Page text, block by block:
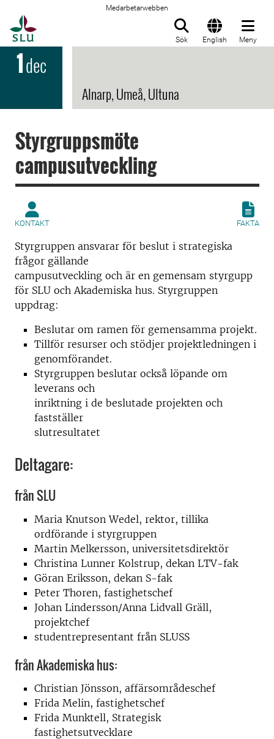
Medarbetarwebben
Sök English Meny
1dec
Alnarp, Umeå, Ultuna
Styrgruppsmöte
campusutveckling
KONTAKT FAKTA
Styrgruppen ansvarar för beslut i strategiska
frågor gällande
campusutveckling och är en gemensam styrgupp
för SLU och Akademiska hus. Styrgruppen
uppdrag:
Beslutar om ramen för gemensamma projekt.
Tillför resurser och stödjer projektledningen i
genomförandet.
Styrgruppen beslutar också löpande om
leverans och
inriktning i de beslutade projekten och
fastställer
slutresultatet
Deltagare:
från SLU
Maria Knutson Wedel, rektor, tillika
ordförande i styrgruppen
Martin Melkersson, universitetsdirektör
Christina Lunner Kolstrup, dekan LTV-fak
Göran Eriksson, dekan S-fak
Peter Thoren, fastighetschef
Johan Lindersson/Anna Lidvall Gräll,
projektchef
studentrepresentant från SLUSS
från Akademiska hus:
Christian Jönsson, affärsområdeschef
Frida Melin, fastighetschef
Frida Munktell, Strategisk
fastighetsutvecklare